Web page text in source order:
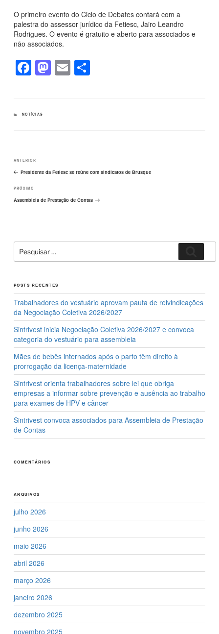
O primeiro evento do Ciclo de Debates contará com a
palestra do assessor jurídico da Fetiesc, Jairo Leandro
Rodrigues. O evento é gratuito e aberto para associados e
não associados.
F
a
e
o
k
M
a
E
m
CATEGORIAS
NOTÍCIAS
de
Post
Post
anterior
ANTERIOR
Presidente da Fetiesc se reúne com sindicatos de Brusque
Próximo
post
PRÓXIMO
Assembleia de Prestação de Contas
Pesquisar
por:
POSTS RECENTES
Trabalhadores do vestuário aprovam pauta de reivindicações
da Negociação Coletiva 2026/2027
Sintrivest inicia Negociação Coletiva 2026/2027 e convoca
categoria do vestuário para assembleia
Mães de bebês internados após o parto têm direito à
prorrogação da licença-maternidade
Sintrivest orienta trabalhadores sobre lei que obriga
empresas a informar sobre prevenção e ausência ao trabalho
para exames de HPV e câncer
Sintrivest convoca associados para Assembleia de Prestação
de Contas
COMENTÁRIOS
ARQUIVOS
julho 2026
junho 2026
maio 2026
abril 2026
março 2026
janeiro 2026
dezembro 2025
novembro 2025